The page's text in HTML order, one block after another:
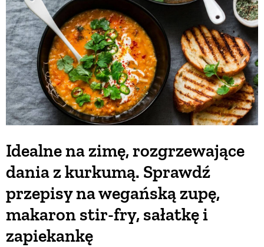
Idealne na zimę, rozgrzewające
dania z kurkumą. Sprawdź
przepisy na wegańską zupę,
makaron stir-fry, sałatkę i
zapiekankę